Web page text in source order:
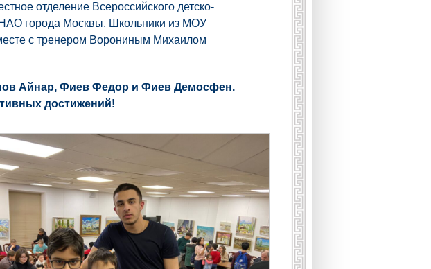
отделение Всероссийского детско-
города Москвы. Школьники из МОУ
с тренером Ворониным Михаилом
Айнар, Фиев Федор и Фиев Демосфен.
достижений!